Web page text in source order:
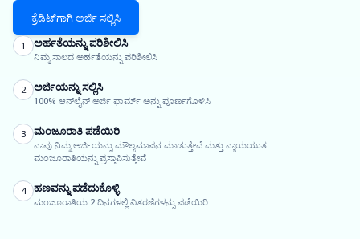
ಕ್ರೆಡಿಟ್‌ಗಾಗಿ ಅರ್ಜಿ ಸಲ್ಲಿಸಿ
1 ಅರ್ಹತೆಯನ್ನು ಪರಿಶೀಲಿಸಿ
ನಿಮ್ಮ ಸಾಲದ ಅರ್ಹತೆಯನ್ನು ಪರಿಶೀಲಿಸಿ
2 ಅರ್ಜಿಯನ್ನು ಸಲ್ಲಿಸಿ
100% ಆನ್‌ಲೈನ್ ಅರ್ಜಿ ಫಾರ್ಮ್ ಅನ್ನು ಪೂರ್ಣಗೊಳಿಸಿ
3 ಮಂಜೂರಾತಿ ಪಡೆಯಿರಿ
ನಾವು ನಿಮ್ಮ ಅರ್ಜಿಯನ್ನು ಮೌಲ್ಯಮಾಪನ ಮಾಡುತ್ತೇವೆ ಮತ್ತು ನ್ಯಾಯಯುತ
ಮಂಜೂರಾತಿಯನ್ನು ಪ್ರಸ್ತಾಪಿಸುತ್ತೇವೆ
4 ಹಣವನ್ನು ಪಡೆದುಕೊಳ್ಳಿ
ಮಂಜೂರಾತಿಯ 2 ದಿನಗಳಲ್ಲಿ ವಿತರಣೆಗಳನ್ನು ಪಡೆಯಿರಿ